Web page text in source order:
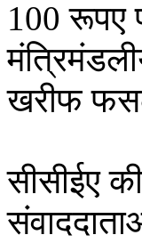
100 रूपए
खरीफ
सीसीईए